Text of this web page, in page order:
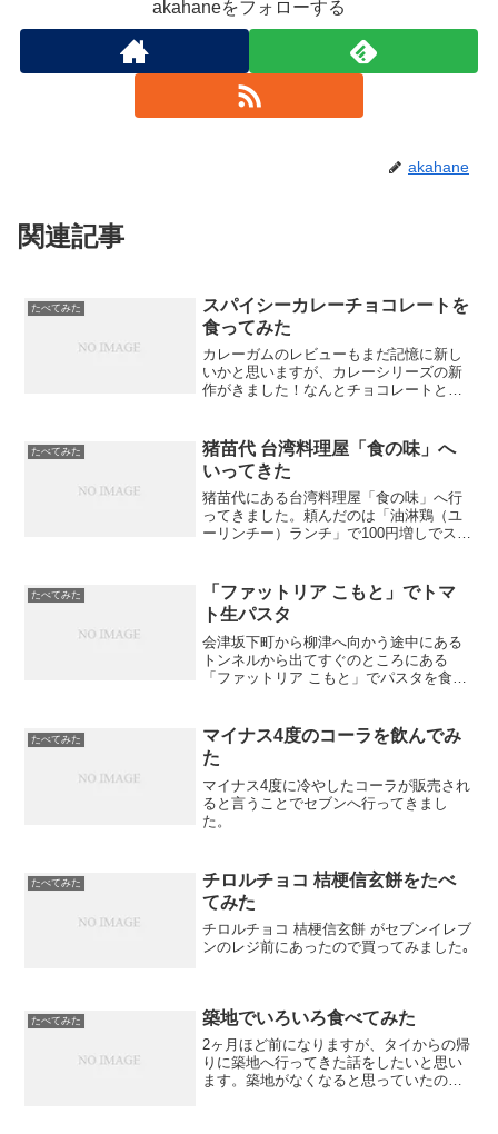
akahaneをフォローする
akahane
関連記事
たべてみた
スパイシーカレーチョコレートを
食ってみた
カレーガムのレビューもまだ記憶に新し
いかと思いますが、カレーシリーズの新
作がきました！なんとチョコレートとカ
今回はプレゼントではなく普通に買いま
した。送料が高いけど、溶...
たべてみた
猪苗代 台湾料理屋「食の味」へ
いってきた
猪苗代にある台湾料理屋「食の味」へ行
ってきました。頼んだのは「油淋鶏（ユ
ーリンチー）ランチ」で100円増しでスー
ラーメンが出てきてビックリ。
たべてみた
「ファットリア こもと」でトマ
ト生パスタ
会津坂下町から柳津へ向かう途中にある
トンネルから出てすぐのところにある
「ファットリア こもと」でパスタを食べ
たべてみた
マイナス4度のコーラを飲んでみ
た
マイナス4度に冷やしたコーラが販売され
ると言うことでセブンへ行ってきまし
た。
たべてみた
チロルチョコ 桔梗信玄餅をたべ
てみた
チロルチョコ 桔梗信玄餅 がセブンイレブ
ンのレジ前にあったので買ってみました｡
たべてみた 築地でいろいろ食べてみた
2ヶ月ほど前になりますが、タイからの帰
りに築地へ行ってきた話をしたいと思い
ます。築地がなくなると思っていたので